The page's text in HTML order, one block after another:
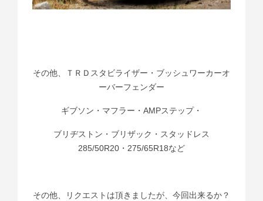
その他、ＴＲＤスタビライザー・ブッシュワーカーオ
ーバーフェンダー
ギブソン・マフラー・AMPステップ・
ブリヂストン・ブリザック・スタッドレス
285/50R20・275/65R18など
その他、リクエストは頂きましたが、今回出来るか？